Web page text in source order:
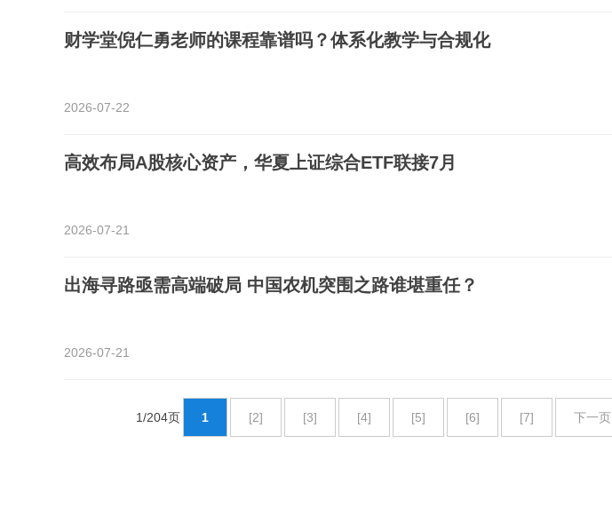
财学堂倪仁勇老师的课程靠谱吗？体系化教学与合规化
2026-07-22
高效布局A股核心资产，华夏上证综合ETF联接7月
2026-07-21
出海寻路亟需高端破局 中国农机突围之路谁堪重任？
2026-07-21
1/204页 1 [2] [3] [4] [5] [6] [7] 下一页